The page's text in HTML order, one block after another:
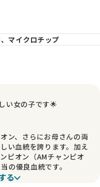
マイクロチップ
い女の子です🌟
ン、さらにお母さんの両
い血統を誇ります。加え
ピオン（AMチャンピオ
の優良血統です。
を持ち、この子にもその
る